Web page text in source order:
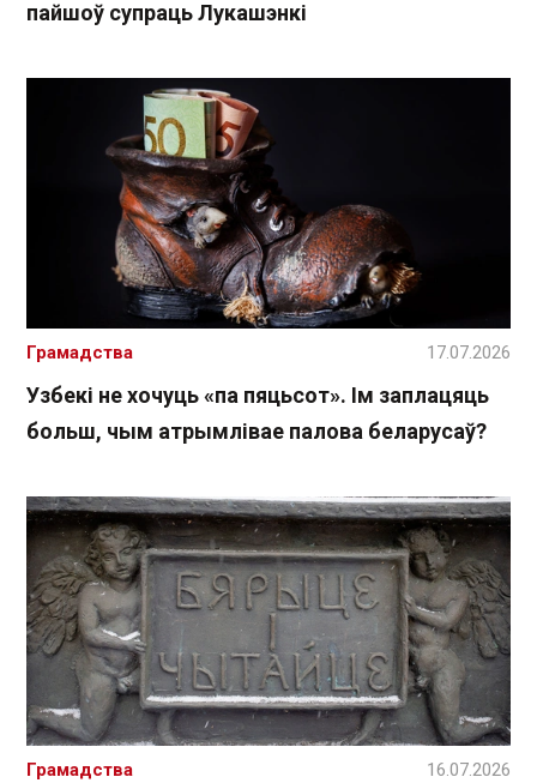
пайшоў супраць Лукашэнкі
Узбекі не хочуць «па пяцьсот». Ім заплацяць
больш, чым атрымлівае палова беларусаў?
Грамадства 17.07.2026
Грамадства 16.07.2026